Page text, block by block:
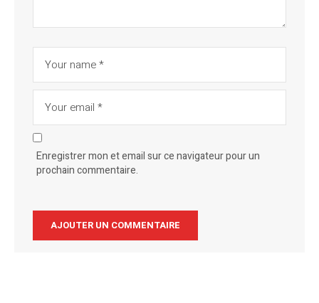
Enregistrer mon et email sur ce navigateur pour un
prochain commentaire.